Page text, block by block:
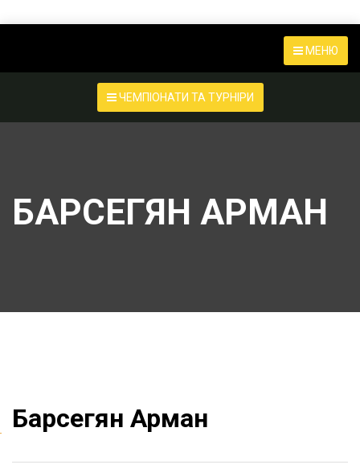
МЕНЮ
ЧЕМПІОНАТИ ТА ТУРНІРИ
БАРСЕГЯН АРМАН
Барсегян Арман